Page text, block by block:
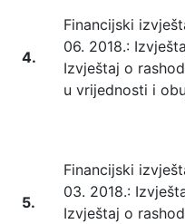
4.
Financijski
06. 2018.:
Izvještaj o
u vrijednosti i
5.
Financijski
03. 2018.:
Izvještaj o